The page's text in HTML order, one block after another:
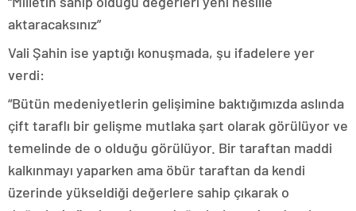
aktaracaksınız”
Vali Şahin ise yaptığı konuşmada, şu ifadelere yer
verdi:
“Bütün medeniyetlerin gelişimine baktığımızda aslında
çift taraflı bir gelişme mutlaka şart olarak görülüyor ve
temelinde de o olduğu görülüyor. Bir taraftan maddi
kalkınmayı yaparken ama öbür taraftan da kendi
üzerinde yükseldiği değerlere sahip çıkarak o